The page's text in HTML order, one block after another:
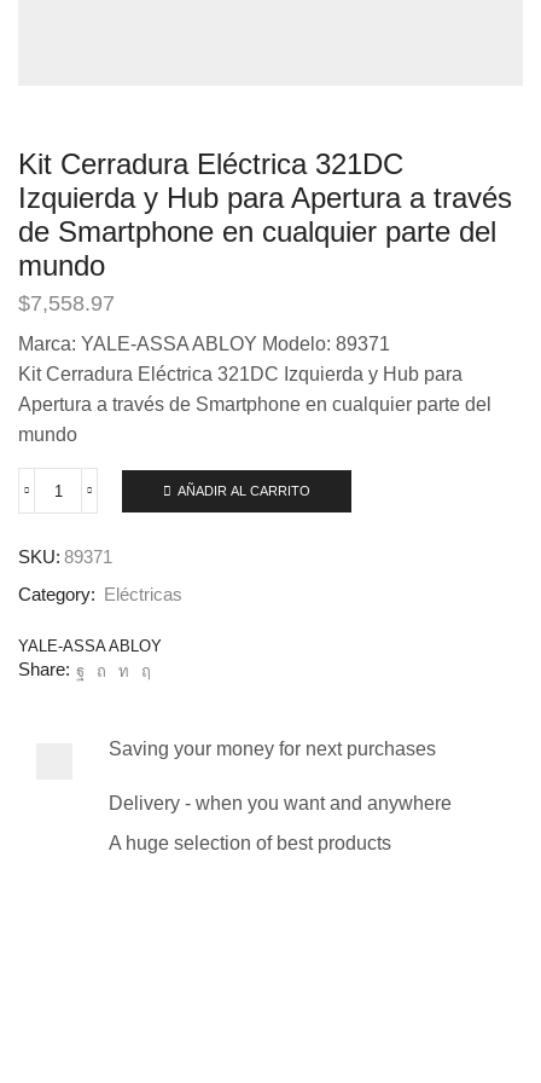
Kit Cerradura Eléctrica 321DC
Izquierda y Hub para Apertura a través
de Smartphone en cualquier parte del
mundo
$7,558.97
Marca: YALE-ASSA ABLOY Modelo: 89371
Kit Cerradura Eléctrica 321DC Izquierda y Hub para
Apertura a través de Smartphone en cualquier parte del
mundo
AÑADIR AL CARRITO
SKU: 89371
Category:
Eléctricas
YALE-ASSA ABLOY
Share:
Saving your money for next purchases
Delivery - when you want and anywhere
A huge selection of best products